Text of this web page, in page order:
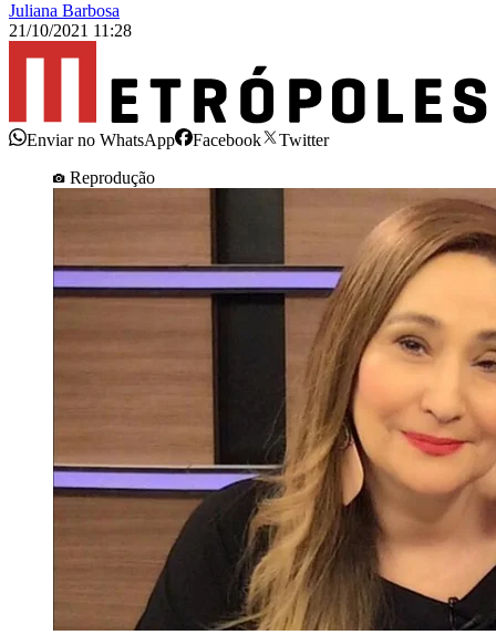
Juliana Barbosa
21/10/2021 11:28
Enviar no WhatsApp Facebook
Twitter
Reprodução